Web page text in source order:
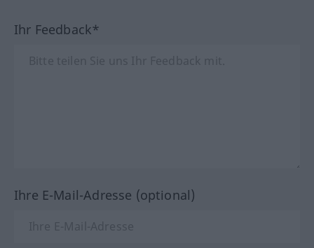
Ihr Feedback*
Ihre E-Mail-Adresse (optional)